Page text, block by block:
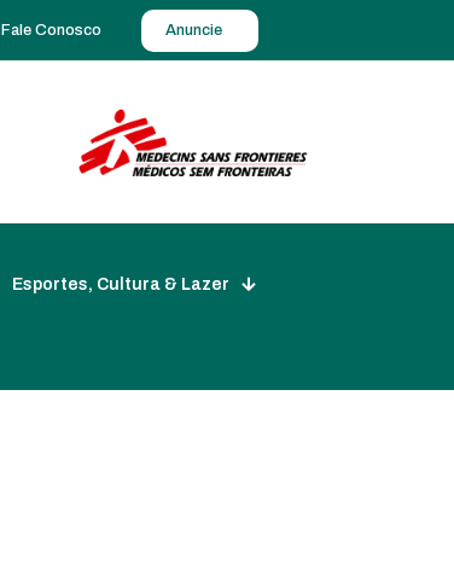
Fale Conosco Anuncie
Esportes, Cultura & Lazer